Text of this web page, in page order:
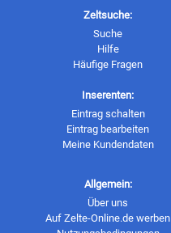
Zeltsuche:
Suche
Hilfe
Häufige Fragen
Inserenten:
Eintrag schalten
Eintrag bearbeiten
Meine Kundendaten
Allgemein:
Über uns
Auf Zelte-Online.de werben